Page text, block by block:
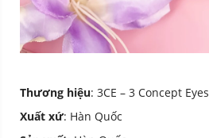
Thương hiệu: 3CE – 3 Concept Eyes
Xuất xứ: Hàn Quốc